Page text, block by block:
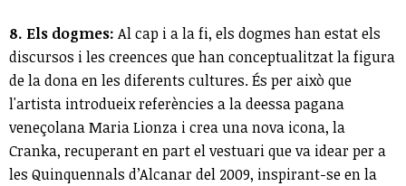
8. Els dogmes: Al cap i a la fi, els dogmes han estat els
discursos i les creences que han conceptualitzat la figura
de la dona en les diferents cultures. És per això que
l'artista introdueix referències a la deessa pagana
veneçolana Maria Lionza i crea una nova icona, la
Cranka, recuperant en part el vestuari que va idear per a
les Quinquennals d’Alcanar del 2009, inspirant-se en la